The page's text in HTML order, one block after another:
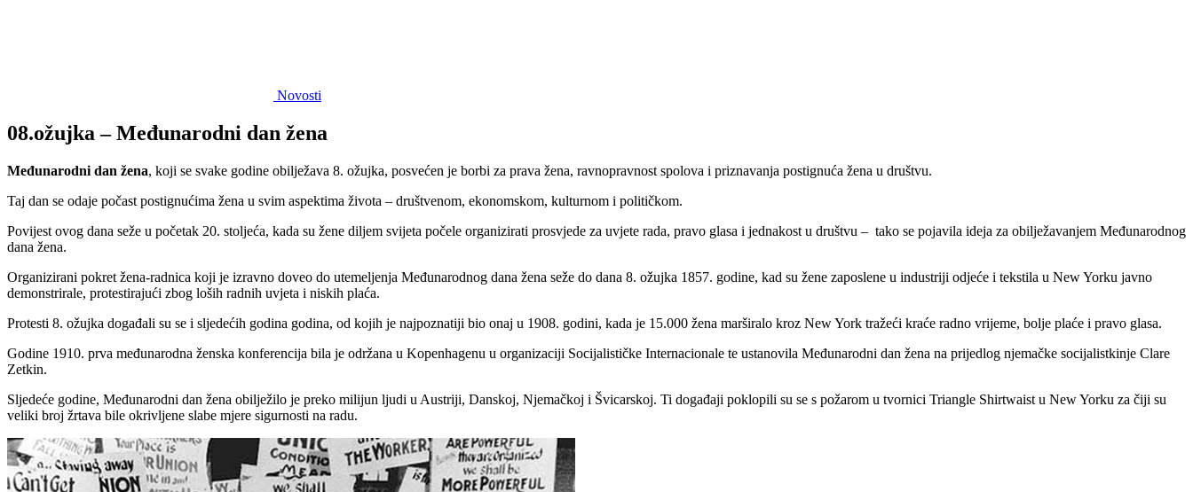
Novosti
08.ožujka – Međunarodni dan žena
Međunarodni dan žena, koji se svake godine obilježava 8. ožujka, posvećen je borbi za prava žena, ravnopravnost spolova i priznavanja postignuća žena u društvu.
Taj dan se odaje počast postignućima žena u svim aspektima života – društvenom, ekonomskom, kulturnom i političkom.
Povijest ovog dana seže u početak 20. stoljeća, kada su žene diljem svijeta počele organizirati prosvjede za uvjete rada, pravo glasa i jednakost u društvu – tako se pojavila ideja za obilježavanjem Međunarodnog
dana žena.
Organizirani pokret žena-radnica koji je izravno doveo do utemeljenja Međunarodnog dana žena seže do dana 8. ožujka 1857. godine, kad su žene zaposlene u industriji odjeće i tekstila u New Yorku javno
demonstrirale, protestirajući zbog loših radnih uvjeta i niskih plaća.
Protesti 8. ožujka događali su se i sljedećih godina godina, od kojih je najpoznatiji bio onaj u 1908. godini, kada je 15.000 žena marširalo kroz New York tražeći kraće radno vrijeme, bolje plaće i pravo glasa.
Godine 1910. prva međunarodna ženska konferencija bila je održana u Kopenhagenu u organizaciji Socijalističke Internacionale te ustanovila Međunarodni dan žena na prijedlog njemačke socijalistkinje Clare
Zetkin.
Sljedeće godine, Međunarodni dan žena obilježilo je preko milijun ljudi u Austriji, Danskoj, Njemačkoj i Švicarskoj. Ti događaji poklopili su se s požarom u tvornici Triangle Shirtwaist u New Yorku za čiji su
veliki broj žrtava bile okrivljene slabe mjere sigurnosti na radu.